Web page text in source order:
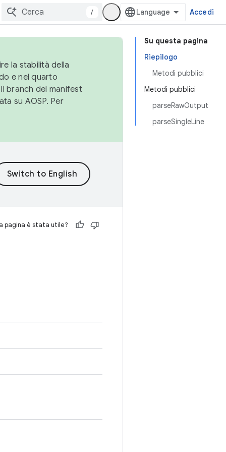
/ Accedi
Su questa pagina
Riepilogo
Metodi pubblici
Metodi pubblici
parseRawOutput
parseSingleLine
la stabilità della
e nel quarto
Il branch del manifest
su AOSP. Per
pagina è stata utile?